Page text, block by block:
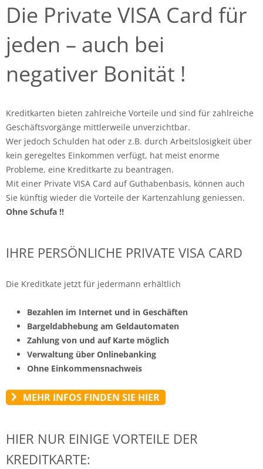
Die Private VISA Card für
jeden – auch bei
negativer Bonität !
Kreditkarten bieten zahlreiche Vorteile und sind für zahlreiche
Geschäftsvorgänge mittlerweile unverzichtbar.
Wer jedoch Schulden hat oder z.B. durch Arbeitslosigkeit über
kein geregeltes Einkommen verfügt, hat meist enorme
Probleme, eine Kreditkarte zu beantragen.
Mit einer Private VISA Card auf Guthabenbasis, können auch
Sie künftig wieder die Vorteile der Kartenzahlung geniessen.
Ohne Schufa !!
IHRE PERSÖNLICHE PRIVATE VISA CARD
Die Kreditkate jetzt für jedermann erhältlich
Bezahlen im Internet und in Geschäften
Bargeldabhebung am Geldautomaten
Zahlung von und auf Karte möglich
Verwaltung über Onlinebanking
Ohne Einkommensnachweis
MEHR INFOS FINDEN SIE HIER
HIER NUR EINIGE VORTEILE DER
KREDITKARTE: